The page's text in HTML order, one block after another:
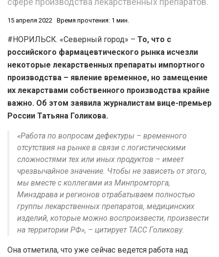
15 апреля 2022 Время прочтения: 1 мин.
#НОРИЛЬСК. «Северный город» – То, что с
российского фармацевтического рынка исчезли
некоторые лекарственных препараты импортного
производства – явление временное, но замещение
их лекарствами собственного производства крайне
важно. Об этом заявила журналистам вице-премьер
России Татьяна Голикова.
«Работа по вопросам дефектуры – временного
отсутствия на рынке в связи с логистическими
сложностями тех или иных продуктов – имеет
чрезвычайное значение. Чтобы не зависеть от этого,
мы вместе с коллегами из Минпромторга,
Минздрава и регионов отрабатываем полностью
группы лекарственных препаратов, медицинских
изделий, которые можно воспроизвести, произвести
на территории РФ», – цитирует ТАСС Голикову.
Она отметила, что уже сейчас ведется работа над